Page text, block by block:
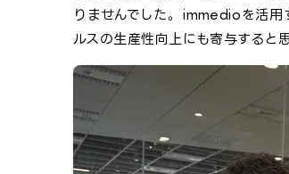
りませんでした。 immedioを活用
ルスの生産性向上にも寄与すると